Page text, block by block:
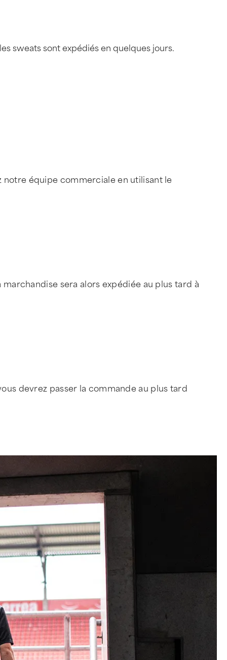
sweats sont expédiés en quelques jours.
équipe commerciale en utilisant le
sera alors expédiée au plus tard à
devrez passer la commande au plus tard